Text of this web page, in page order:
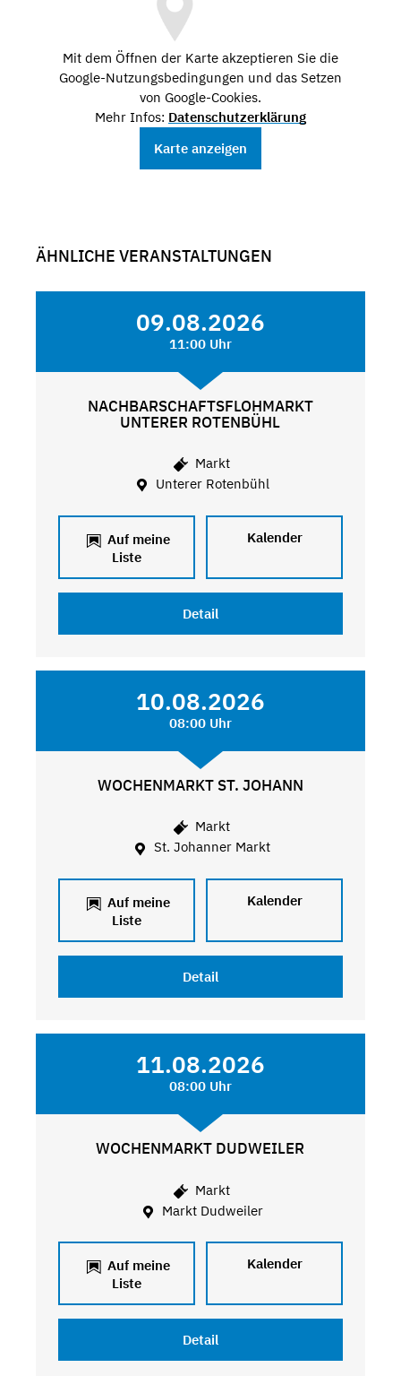
Mit dem Öffnen der Karte akzeptieren Sie die
Google-Nutzungsbedingungen und das Setzen
von Google-Cookies.
Mehr Infos: Datenschutzerklärung
Karte anzeigen
ÄHNLICHE VERANSTALTUNGEN
09.08.2026
11:00 Uhr
NACHBARSCHAFTSFLOHMARKT
UNTERER ROTENBÜHL
Markt
Unterer Rotenbühl
Auf meine
Liste
Kalender
Detail
10.08.2026
08:00 Uhr
WOCHENMARKT ST. JOHANN
Markt
St. Johanner Markt
Auf meine
Liste
Kalender
Detail
11.08.2026
08:00 Uhr
WOCHENMARKT DUDWEILER
Markt
Markt Dudweiler
Auf meine
Liste
Kalender
Detail